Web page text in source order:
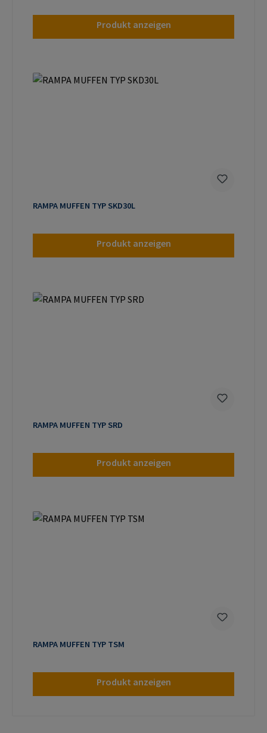
Produkt anzeigen
RAMPA MUFFEN TYP SKD30L
Produkt anzeigen
RAMPA MUFFEN TYP SRD
Produkt anzeigen
RAMPA MUFFEN TYP TSM
Produkt anzeigen